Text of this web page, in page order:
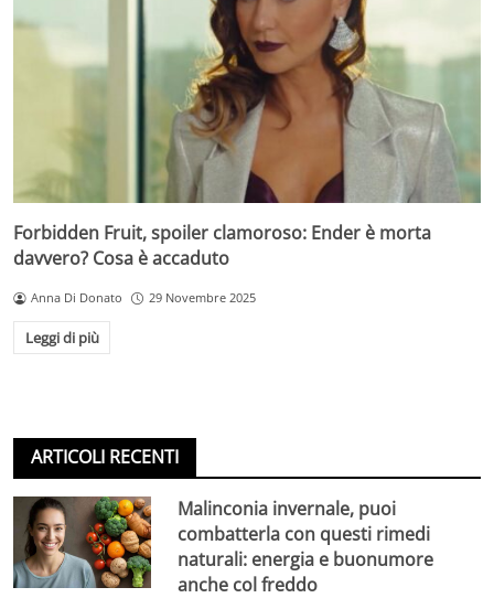
Forbidden Fruit, spoiler clamoroso: Ender è morta
davvero? Cosa è accaduto
Anna Di Donato 29 Novembre 2025
Leggi di più
ARTICOLI RECENTI
Malinconia invernale, puoi
combatterla con questi rimedi
naturali: energia e buonumore
anche col freddo